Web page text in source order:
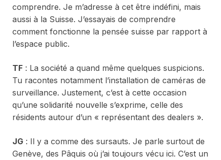
comprendre. Je m’adresse à cet être indéfini, mais
aussi à la Suisse. J’essayais de comprendre
comment fonctionne la pensée suisse par rapport à
l’espace public.
TF : La société a quand même quelques suspicions.
Tu racontes notamment l’installation de caméras de
surveillance. Justement, c’est à cette occasion
qu’une solidarité nouvelle s’exprime, celle des
résidents autour d’un « représentant des dealers ».
JG : Il y a comme des sursauts. Je parle surtout de
Genève, des Pâquis où j’ai toujours vécu ici. C’est un